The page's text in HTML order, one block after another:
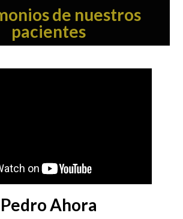
de nuestros
pacientes
Pedro Ahora